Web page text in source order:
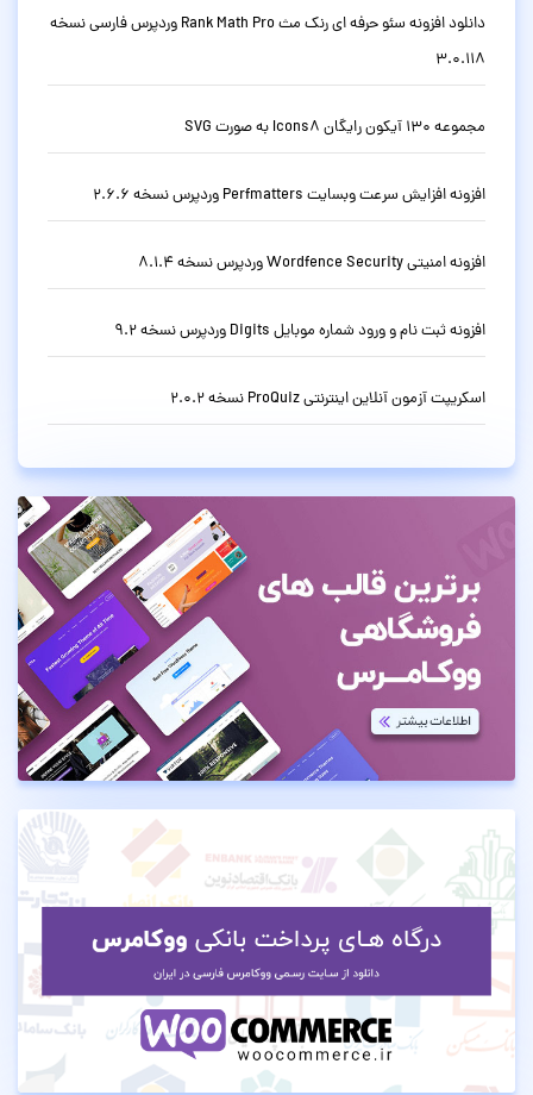
دانلود افزونه سئو حرفه ای رنک مث Rank Math Pro وردپرس فارسی نسخه
3.0.118
مجموعه 130 آیکون رایگان Icons8 به صورت SVG
افزونه افزایش سرعت وبسایت Perfmatters وردپرس نسخه 2.6.6
افزونه امنیتی Wordfence Security وردپرس نسخه 8.1.4
افزونه ثبت نام و ورود شماره موبایل Digits وردپرس نسخه 9.2
اسکریپت آزمون آنلاین اینترنتی ProQuiz نسخه 2.0.2